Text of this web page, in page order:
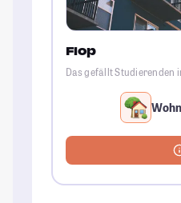
Flop
Das gefällt Studierenden